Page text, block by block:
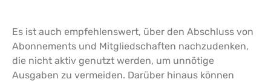
Es ist auch empfehlenswert, über den Abschluss von
Abonnements und Mitgliedschaften nachzudenken,
die nicht aktiv genutzt werden, um unnötige
Ausgaben zu vermeiden. Darüber hinaus können